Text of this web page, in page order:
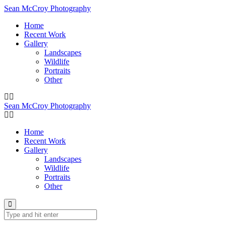
Sean McCroy Photography
Home
Recent Work
Gallery
Landscapes
Wildlife
Portraits
Other
Sean McCroy Photography
Home
Recent Work
Gallery
Landscapes
Wildlife
Portraits
Other